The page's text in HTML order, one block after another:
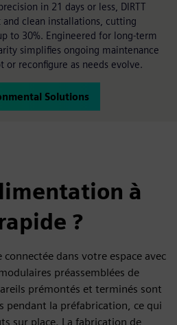
in 21 days or less, DIRTT
clean installations, cutting
to 30%. Engineered for long-term
simplifies ongoing maintenance
or reconfigure as needs evolve.
Solutions
à
?
dans votre espace avec
préassemblées de
prémontés et terminés sont
pendant la préfabrication, ce qui
sur place. La fabrication de